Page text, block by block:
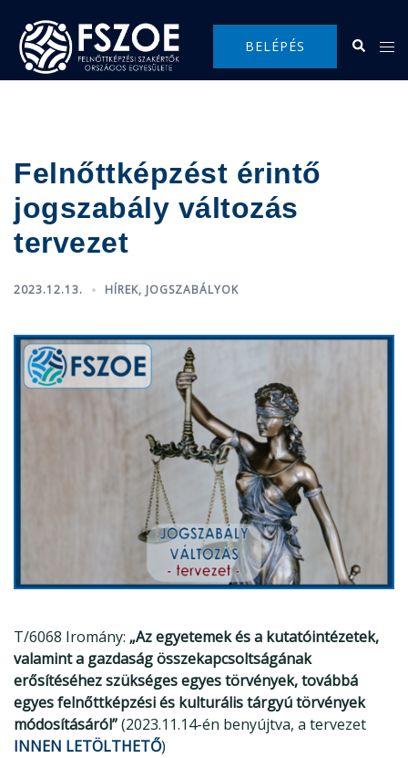
content
BELÉPÉS Search
Felnőttképzést érintő
jogszabály változás
tervezet
2023.12.13. HÍREK, JOGSZABÁLYOK
T/6068 Iromány: „Az egyetemek és a kutatóintézetek,
valamint a gazdaság összekapcsoltságának
erősítéséhez szükséges egyes törvények, továbbá
egyes felnőttképzési és kulturális tárgyú törvények
módosításáról”(2023.11.14-én benyújtva, a tervezet
INNEN LETÖLTHETŐ)